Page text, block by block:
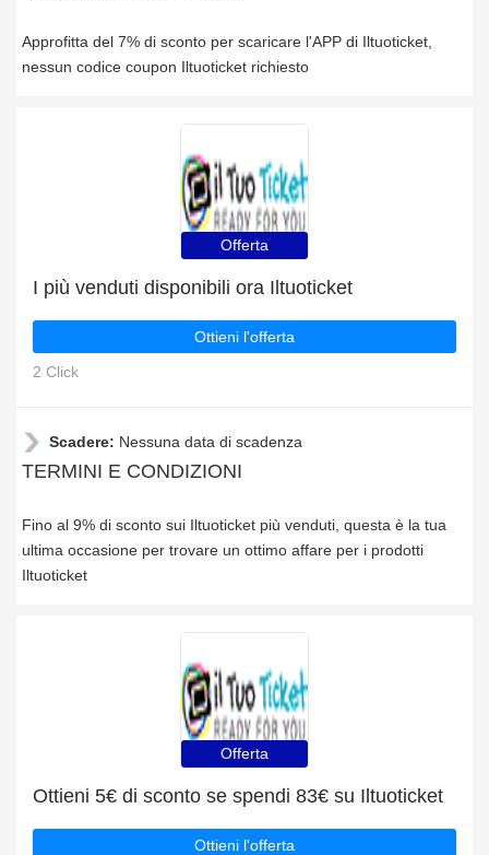
Approfitta del 7% di sconto per scaricare l'APP di Iltuoticket,
nessun codice coupon Iltuoticket richiesto
Offerta
I più venduti disponibili ora Iltuoticket
Ottieni l'offerta
2 Click
Scadere: Nessuna data di scadenza
TERMINI E CONDIZIONI
Fino al 9% di sconto sui Iltuoticket più venduti, questa è la tua
ultima occasione per trovare un ottimo affare per i prodotti
Iltuoticket
Offerta
Ottieni 5€ di sconto se spendi 83€ su Iltuoticket
Ottieni l'offerta